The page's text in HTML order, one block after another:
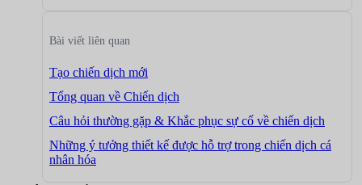
Bài viết liên quan
Tạo chiến dịch mới
Tổng quan về Chiến dịch
Câu hỏi thường gặp & Khắc phục sự cố về chiến dịch
Những ý tưởng thiết kế được hỗ trợ trong chiến dịch cá
nhân hóa